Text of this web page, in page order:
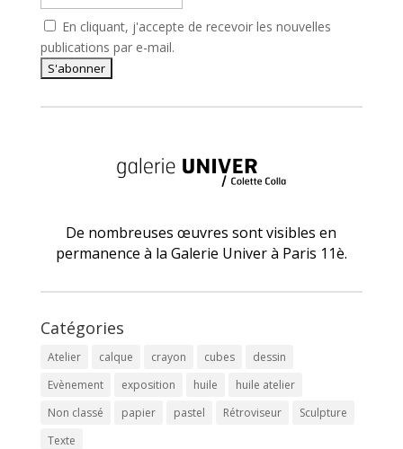
En cliquant, j'accepte de recevoir les nouvelles
publications par e-mail.
De nombreuses œuvres sont visibles en
permanence à la Galerie Univer à Paris 11è.
Catégories
Atelier calque crayon cubes
dessin
Evènement
exposition huile
huile atelier
Non classé
papier pastel Rétroviseur
Sculpture
Texte